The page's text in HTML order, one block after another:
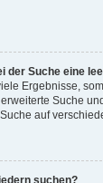
der Suche eine
Ergebnisse,
Suche
auf